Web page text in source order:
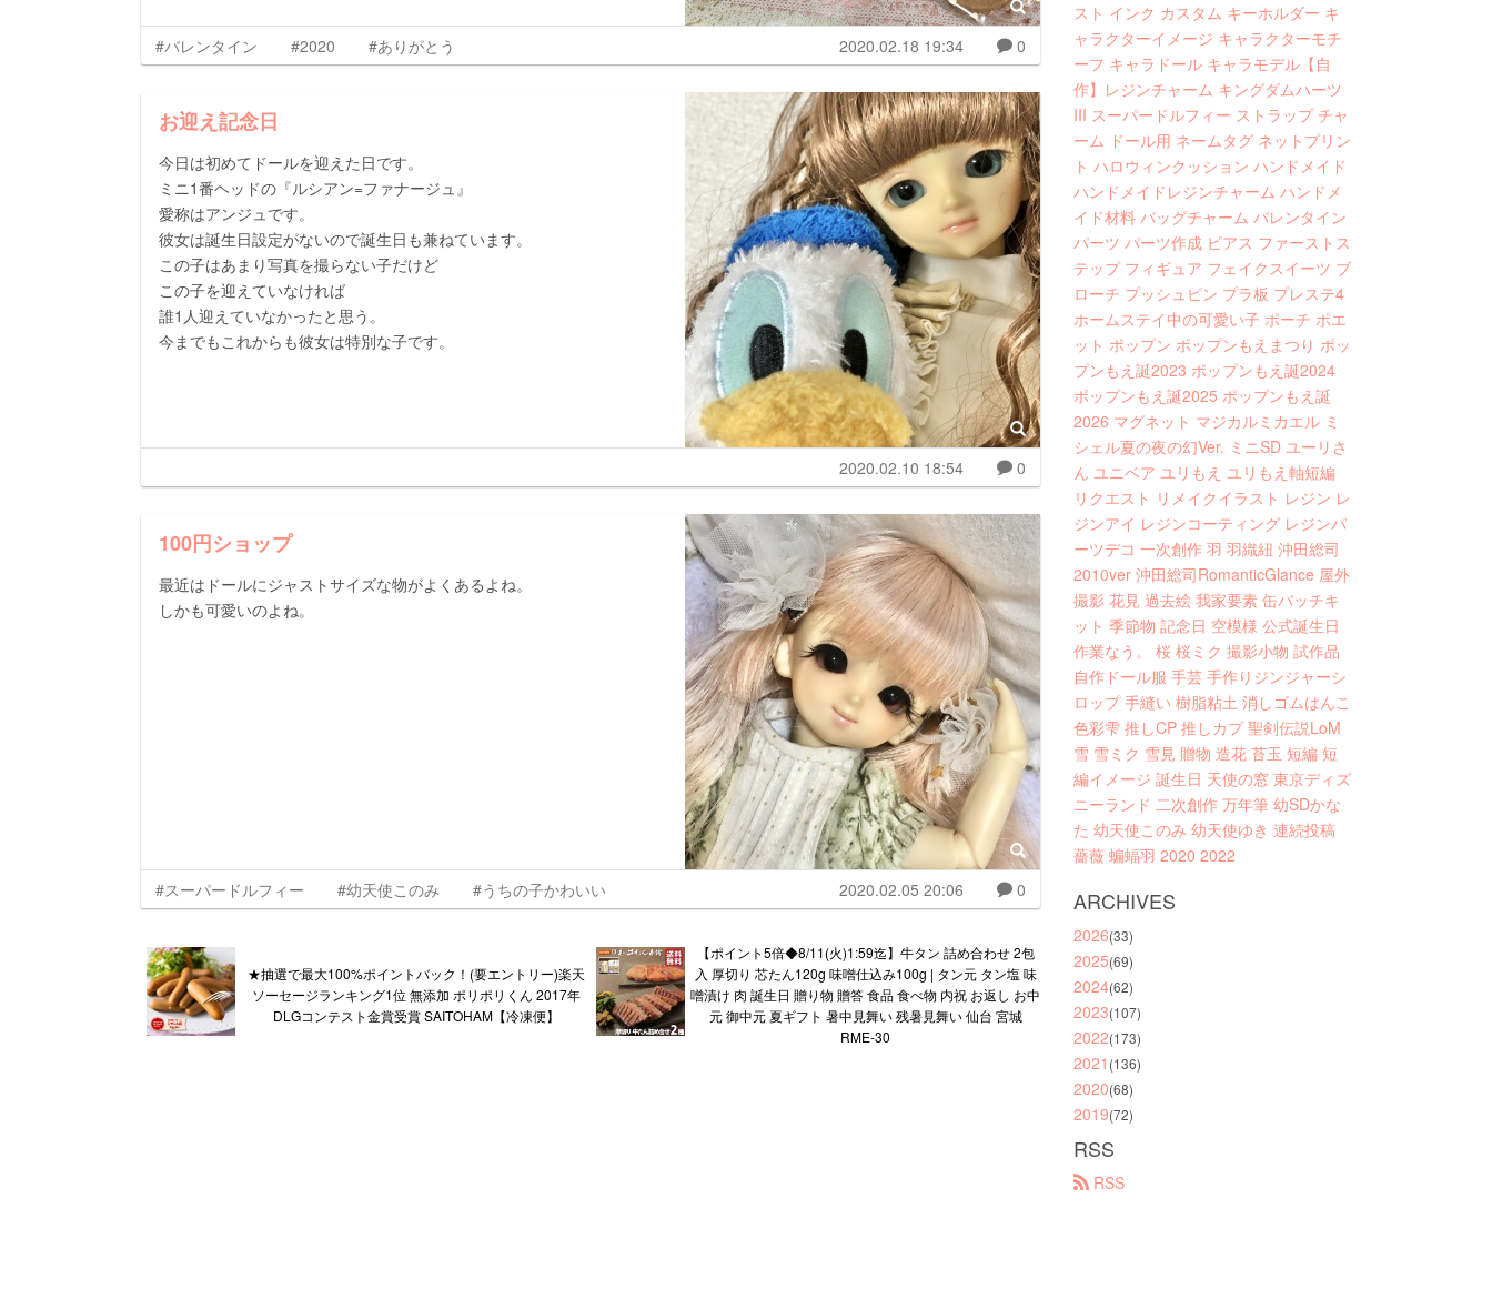
#バレンタイン #2020 #ありがとう 2020.02.18 19:34 0
お迎え記念日
今日は初めてドールを迎えた日です。
ミニ1番ヘッドの『ルシアン=ファナージュ』
愛称はアンジュです。
彼女は誕生日設定がないので誕生日も兼ねています。
この子はあまり写真を撮らない子だけど
この子を迎えていなければ
誰1人迎えていなかったと思う。
今までもこれからも彼女は特別な子です。
2020.02.10 18:54 0
100円ショップ
最近はドールにジャストサイズな物がよくあるよね。
しかも可愛いのよね。
#スーパードルフィー #幼天使このみ #うちの子かわいい 2020.02.05 20:06 0
★抽選で最大100%ポイントバック！(要エントリー)楽天
ソーセージランキング1位 無添加 ポリポリくん 2017年
DLGコンテスト金賞受賞 SAITOHAM【冷凍便】
【ポイント5倍◆8/11(火)1:59迄】牛タン 詰め合わせ 2包
入 厚切り 芯たん120g 味噌仕込み100g | タン元 タン塩 味
噌漬け 肉 誕生日 贈り物 贈答 食品 食べ物 内祝 お返し お中
元 御中元 夏ギフト 暑中見舞い 残暑見舞い 仙台 宮城
RME-30
スト インク カスタム キーホルダー キ
ャラクターイメージ キャラクターモチ
ーフ キャラドール キャラモデル【自
作】レジンチャーム キングダムハーツ
III スーパードルフィー ストラップ チャ
ーム ドール用 ネームタグ ネットプリン
ト ハロウィンクッション ハンドメイド
ハンドメイドレジンチャーム ハンドメ
イド材料 バッグチャーム バレンタイン
パーツ パーツ作成 ピアス ファーストス
テップ フィギュア フェイクスイーツ ブ
ローチ プッシュピン プラ板 プレステ4
ホームステイ中の可愛い子 ポーチ ポエ
ット ポップン ポップンもえまつり ポッ
プンもえ誕2023 ポップンもえ誕2024
ポップンもえ誕2025 ポップンもえ誕
2026 マグネット マジカルミカエル ミ
シェル夏の夜の幻Ver. ミニSD ユーリさ
ん ユニベア ユリもえ ユリもえ軸短編
リクエスト リメイクイラスト レジン レ
ジンアイ レジンコーティング レジンパ
ーツデコ 一次創作 羽 羽織紐 沖田総司
2010ver 沖田総司RomanticGlance 屋外
撮影 花見 過去絵 我家要素 缶バッチキ
ット 季節物 記念日 空模様 公式誕生日
作業なう。
桜 桜ミク 撮影小物 試作品
自作ドール服 手芸 手作りジンジャーシ
ロップ 手縫い 樹脂粘土 消しゴムはんこ
色彩雫 推しCP 推しカプ 聖剣伝説LoM
雪 雪ミク 雪見 贈物 造花 苔玉 短編 短
編イメージ 誕生日 天使の窓 東京ディズ
ニーランド 二次創作 万年筆 幼SDかな
た 幼天使このみ 幼天使ゆき 連続投稿
薔薇 蝙蝠羽 2020 2022
ARCHIVES
2026(33)
2025(69)
2024(62)
2023(107)
2022(173)
2021 (136)
2020(68)
2019(72)
RSS
RSS